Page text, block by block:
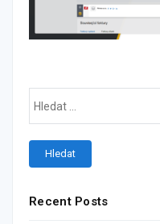
Recent Posts